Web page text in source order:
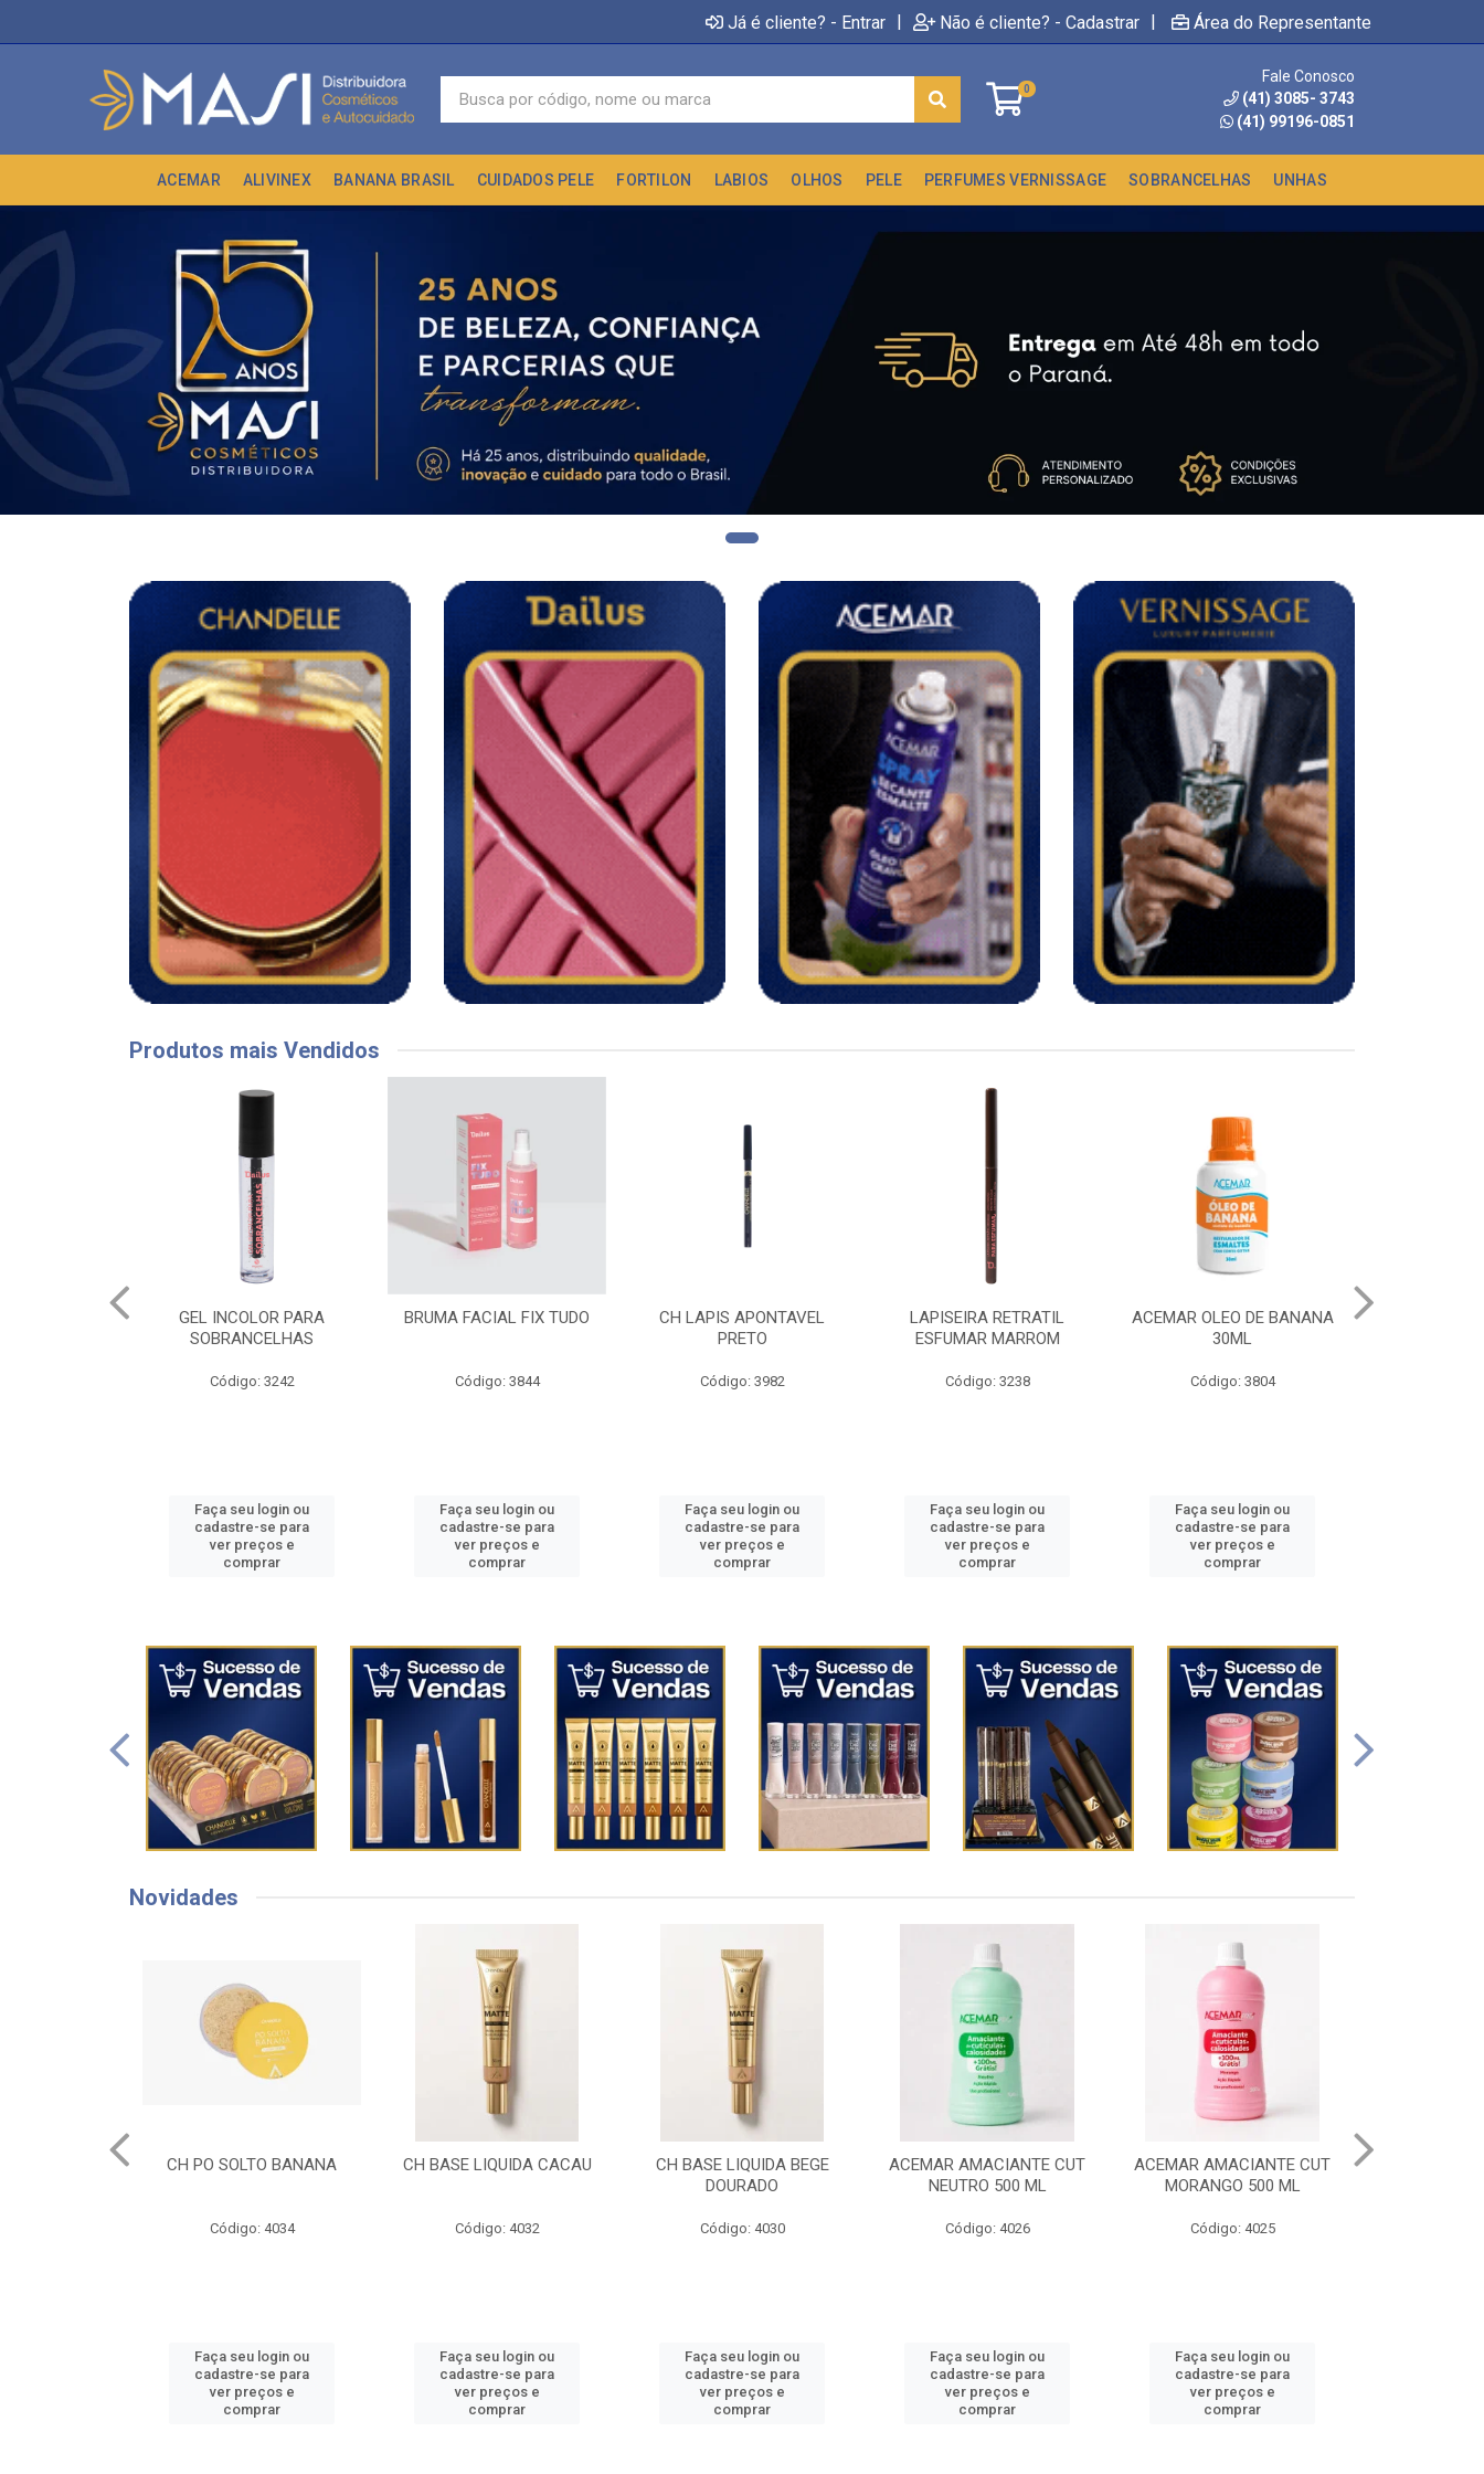
Já é cliente? - Entrar | Não é cliente? - Cadastrar | Área do Representante
0
Fale Conosco
(41) 3085- 3743
(41) 99196-0851
ACEMAR ALIVINEX BANANA BRASIL CUIDADOS PELE FORTILON LABIOS OLHOS PELE PERFUMES VERNISSAGE SOBRANCELHAS UNHAS
Produtos mais Vendidos
BRUMA FACIAL FIX TUDO
Código: 3844
Faça seu login ou
cadastre-se para
ver preços e
comprar
CH LAPIS APONTAVEL
Código: 3982
Faça seu login ou
cadastre-se para
ver preços e
comprar
LAPISEIRA RETRATIL
ESFUMAR MARROM
Código: 3238
Faça seu login ou
cadastre-se para
ver preços e
comprar
ACEMAR OLEO DE BANANA
30ML
Código: 3804
Faça seu login ou
cadastre-se para
ver preços e
comprar
CH LAPIS APONTAVEL
MARROM
Código: 3980
Faça seu login ou
cadastre-se para
ver preços e
comprar
Novidades
CH PO SOLTO BANANA
Código: 4034
Faça seu login ou
cadastre-se para
ver preços e
comprar
CH BASE LIQUIDA CACAU
Código: 4032
Faça seu login ou
cadastre-se para
ver preços e
comprar
CH BASE LIQUIDA BEGE
DOURADO
Código: 4030
Faça seu login ou
cadastre-se para
ver preços e
comprar
ACEMAR AMACIANTE CUT
NEUTRO 500 ML
Código: 4026
Faça seu login ou
cadastre-se para
ver preços e
comprar
ACEMAR AMACIANTE CUT
MORANGO 500 ML
Código: 4025
Faça seu login ou
cadastre-se para
ver preços e
comprar